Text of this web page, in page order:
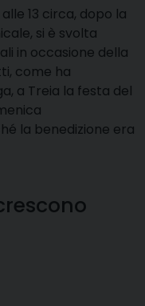
13 circa, dopo la
si è svolta
in occasione della
come ha
a Treia la festa del
la benedizione era